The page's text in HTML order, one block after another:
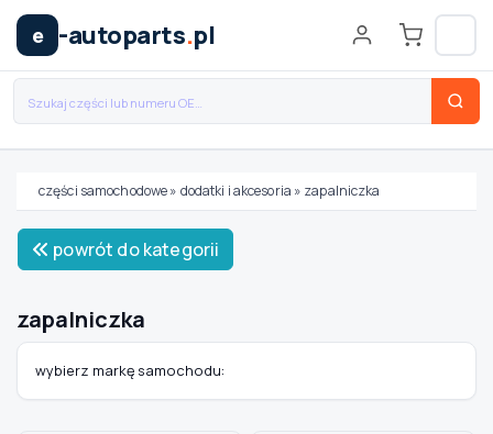
e -autoparts.pl
Wybierz swój pojazd
MODEL
części samochodowe» dodatki i akcesoria » zapalniczka
powrót do kategorii
zapalniczka
wybierz markę samochodu: